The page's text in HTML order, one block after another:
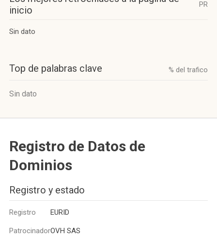
inicio
PR
Sin dato
Top de palabras clave % del trafico
Sin dato
Registro de Datos de
Dominios
Registro y estado
Registro EURID
PatrocinadorOVH SAS